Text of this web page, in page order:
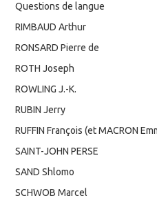
Questions de langue
RIMBAUD Arthur
RONSARD Pierre de
ROTH Joseph
ROWLING J.-K.
RUBIN Jerry
RUFFIN François (et MACRON
SAINT-JOHN PERSE
SAND Shlomo
SCHWOB Marcel